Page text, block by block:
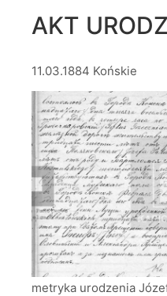
AKT
11.03.1884 Końskie
metryka urodzenia